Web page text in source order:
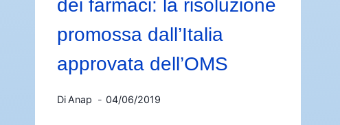
dei farmaci: la risoluzione
promossa dall’Italia
approvata dell’OMS
DiAnap 04/06/2019